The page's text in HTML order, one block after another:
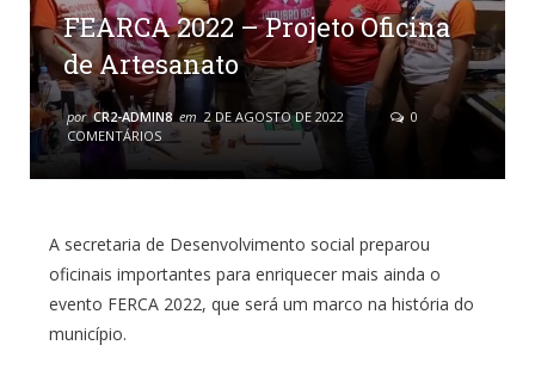
FEARCA 2022 – Projeto Oficina
de Artesanato
por CR2-ADMIN8 em 2 DE AGOSTO DE 2022
0
COMENTÁRIOS
A secretaria de Desenvolvimento social preparou
oficinais importantes para enriquecer mais ainda o
evento FERCA 2022, que será um marco na história do
município.